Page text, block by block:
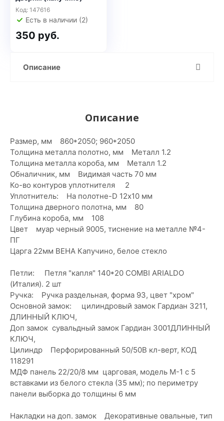
Код: 147616
Есть в наличии (2)
350 руб.
Описание
Описание
Размер, мм 860*2050; 960*2050
Толщина металла полотно, мм Металл 1.2
Толщина металла короба, мм Металл 1.2
Обналичник, мм Видимая часть 70 мм
Ко-во контуров уплотнителя 2
Уплотнитель: На полотне-D 12х10 мм
Толщина дверного полотна, мм 80
Глубина короба, мм 108
Цвет муар черный 9005, тиснение на металле №4-
ПГ
Царга 22мм ВЕНА Капучино, белое стекло
Петли: Петля "капля" 140*20 COMBI ARIALDO
(Италия). 2 шт
Ручка: Ручка раздельная, форма 93, цвет "хром"
Основной замок: цилиндровый замок Гардиан 3211,
ДЛИННЫЙ КЛЮЧ,
Доп замок сувальдный замок Гардиан 3001ДЛИННЫЙ
КЛЮЧ,
Цилиндр Перфорированный 50/50В кл-верт, КОД
118291
МДФ панель 22/20/8 мм царговая, модель М-1 с 5
вставками из белого стекла (35 мм); по периметру
панели выборка до толщины 6 мм
Накладки на доп. замок Декоративные овальные, тип